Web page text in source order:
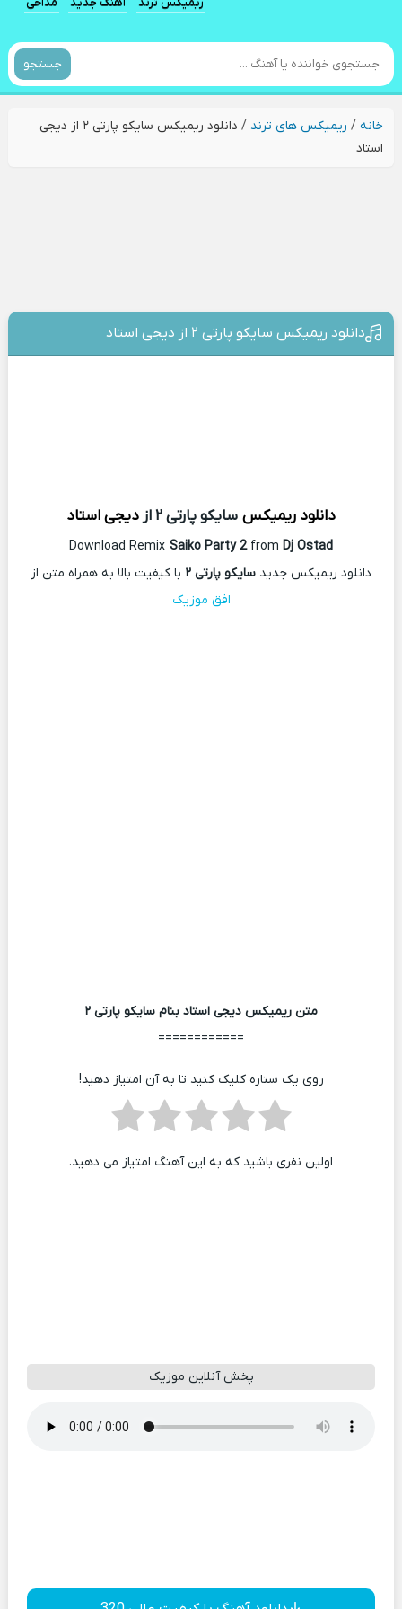
جستجو
خانه/ ریمیکس های ترند /
دانلود ریمیکس سایکو پارتی ۲ از دیجی
استاد
دانلود ریمیکس سایکو پارتی ۲ از دیجی استاد
دانلود ریمیکس سایکو پارتی ۲ از دیجی استاد
Download Remix Saiko Party 2from Dj Ostad
دانلود ریمیکس جدید سایکو پارتی ۲
با کیفیت بالا به همراه متن از
افق موزیک
متن ریمیکس دیجی استاد بنام سایکو پارتی ۲
============
روی یک ستاره کلیک کنید تا به آن امتیاز دهید!
اولین نفری باشید که به این آهنگ امتیاز می دهید.
پخش آنلاین موزیک